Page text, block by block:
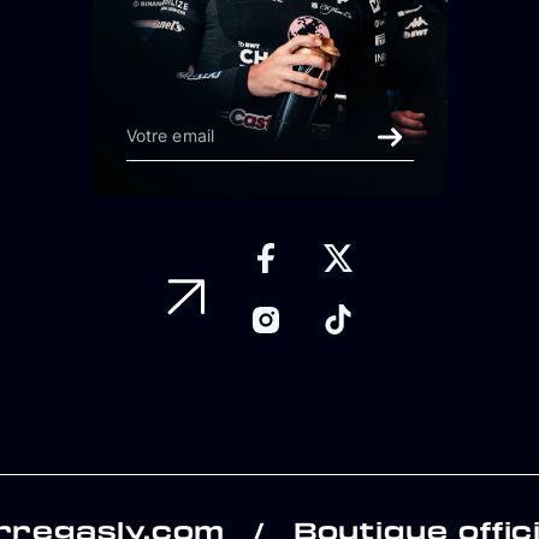
/ Boutique